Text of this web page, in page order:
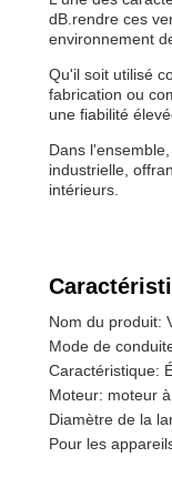
dB.rendre ces
environnement
Qu'il soit utilisé
fabrication ou
une fiabilité
Dans
industrielle,
intérieurs.
Nom du produit:
Mode de
Caractéristique:
Moteur: moteur
Diamètre de la
Pour les